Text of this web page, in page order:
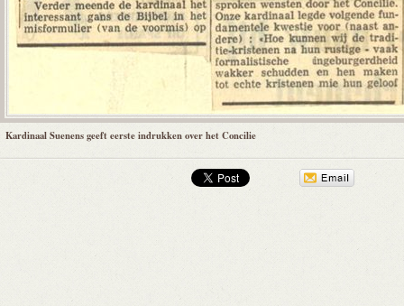
Kardinaal Suenens geeft eerste indrukken over het Concilie